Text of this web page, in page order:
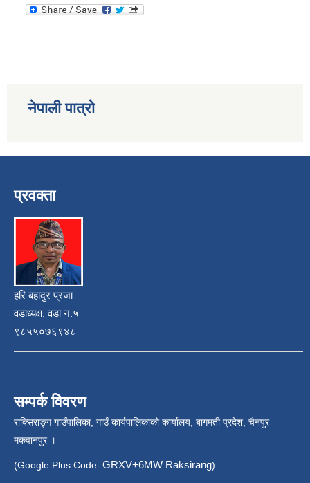
नेपाली पात्रो
प्रवक्ता
हरि बहादुर प्रजा
वडाध्यक्ष, वडा नं.५
९८५५०७६९४८
सम्पर्क विवरण
राक्सिराङ्ग गाउँपालिका, गाउँ कार्यपालिकाको कार्यालय, बागमती प्रदेश, चैनपुर
मकवानपुर ।
(Google Plus Code: GRXV+6MW Raksirang)